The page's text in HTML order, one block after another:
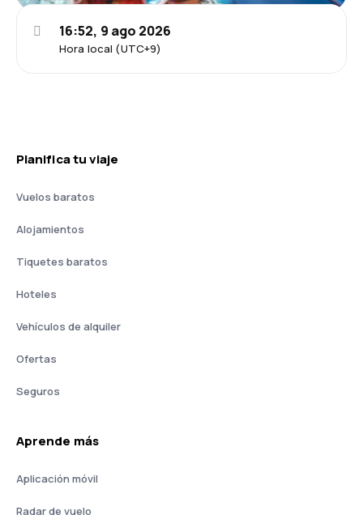
Hora local (UTC+9)
16:52, 9 ago 2026
Planifica tu viaje
Vuelos baratos
Alojamientos
Tiquetes baratos
Hoteles
Vehículos de alquiler
Ofertas
Seguros
Aprende más
Aplicación móvil
Radar de vuelo